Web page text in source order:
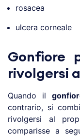
rosacea
ulcera corneale
Gonfiore
rivolgersi
Quando il
contrario, si
rivolgersi al
comparisse a